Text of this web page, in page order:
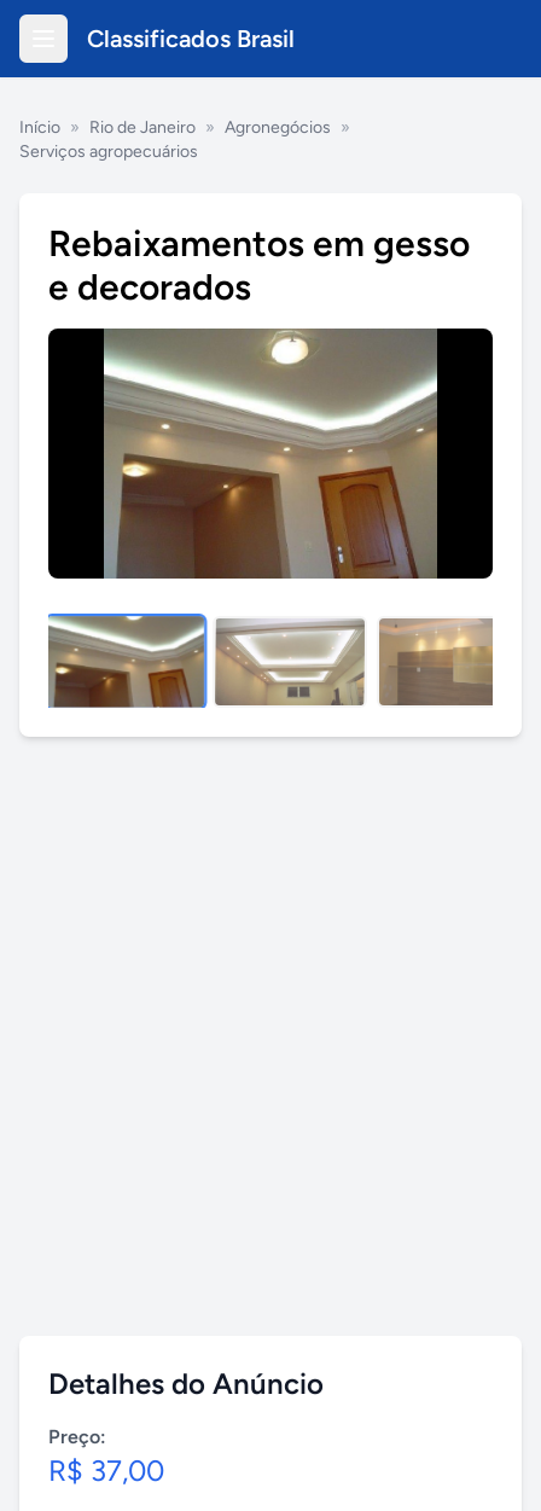
Classificados Brasil
Início » Rio de Janeiro » Agronegócios »
Serviços agropecuários
Rebaixamentos em gesso
e decorados
Detalhes do Anúncio
Preço:
R$ 37,00